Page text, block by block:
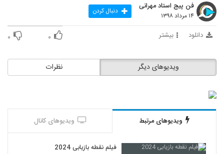
فن پیج استاد مهرانی
۱۴ مرداد ۱۳۹۸ دنبال کردن
دانلود بیشتر ۰ ۰
نظرات ویدیوهای دیگر
ویدیوهای مرتبط ویدیوهای کانال
فیلم نقطه بازیابی 2024